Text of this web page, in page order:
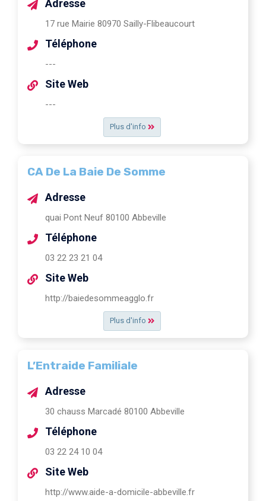
Plus d'info
Adresse
17 rue Mairie 80970 Sailly-Flibeaucourt
Téléphone
---
Site Web
---
CA De La Baie De Somme
Plus d'info
Adresse
quai Pont Neuf 80100 Abbeville
Téléphone
03 22 23 21 04
Site Web
http://baiedesommeagglo.fr
L’Entraide Familiale
Adresse
30 chauss Marcadé 80100 Abbeville
Téléphone
03 22 24 10 04
Site Web
http://www.aide-a-domicile-abbeville.fr